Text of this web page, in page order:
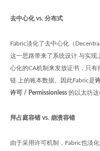
去中心化 vs. 分布式
Fabric淡化了去中心化（
这一思路带来了系统设计 与实现
心化的CA机制来发放证书，只
链 上的账本数据。因此Fabric是
许可 / Permissionless 的以太坊这
拜占庭容错 vs. 崩溃容错
由于采用许可机制，Fabric也淡